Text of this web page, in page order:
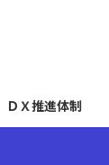
ＤＸ推進体制